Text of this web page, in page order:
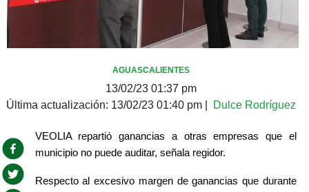
AGUASCALIENTES
13/02/23 01:37 pm
Última actualización: 13/02/23 01:40 pm Dulce Rodríguez
VEOLIA repartió ganancias a otras empresas que el
municipio no puede auditar, señala regidor.
Respecto al excesivo margen de ganancias que durante